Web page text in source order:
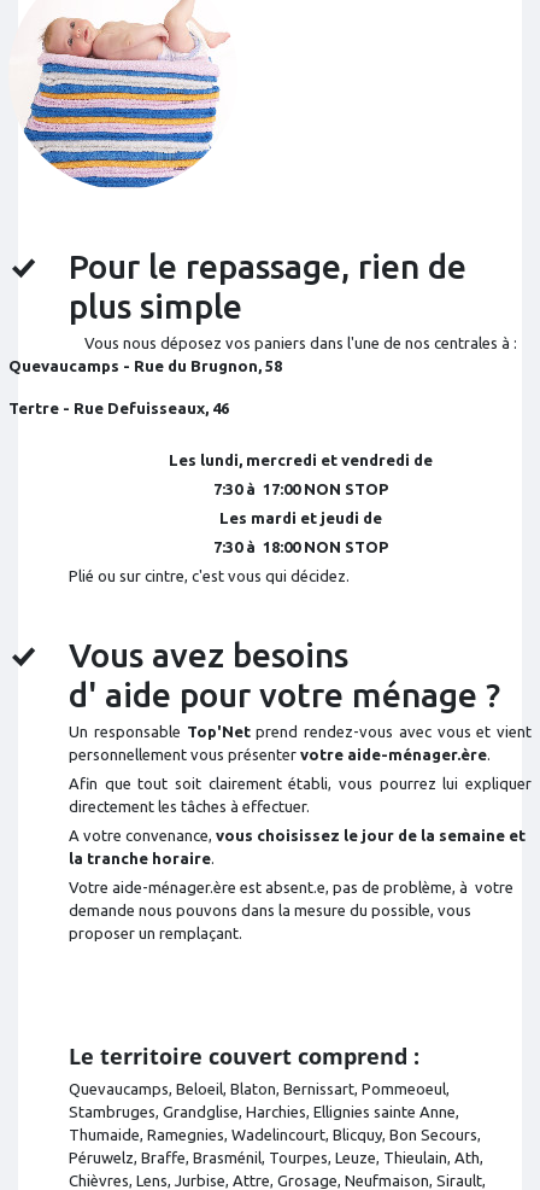
Pour le repassage, rien de
plus simple
Vous nous déposez vos paniers dans l'une de nos centrales à :
Quevaucamps - Rue du Brugnon, 58
Tertre - Rue Defuisseaux, 46
Les lundi, mercredi et vendredi de
7:30 à 17:00 NON STOP
Les mardi et jeudi de
7:30 à 18:00 NON STOP
Plié ou sur cintre, c'est vous qui décidez.
Vous avez besoins
d' aide pour votre ménage ?
Un responsable Top'Netprend rendez-vous avec vous et vient
personnellement vous présenter votre aide-ménager.ère.
Afin que tout soit clairement établi, vous pourrez lui expliquer
directement les tâches à effectuer.
A votre convenance, vous choisissez le jour de la semaine et
la tranche horaire.
Votre aide-ménager.ère est absent.e, pas de problème, à votre
demande nous pouvons dans la mesure du possible, vous
proposer un remplaçant.
Le territoire couvert comprend :
Quevaucamps, Beloeil, Blaton, Bernissart, Pommeoeul,
Stambruges, Grandglise, Harchies, Ellignies sainte Anne,
Thumaide, Ramegnies, Wadelincourt, Blicquy, Bon Secours,
Péruwelz, Braffe, Brasménil, Tourpes, Leuze, Thieulain, Ath,
Chièvres, Lens, Jurbise, Attre, Grosage, Neufmaison, Sirault,